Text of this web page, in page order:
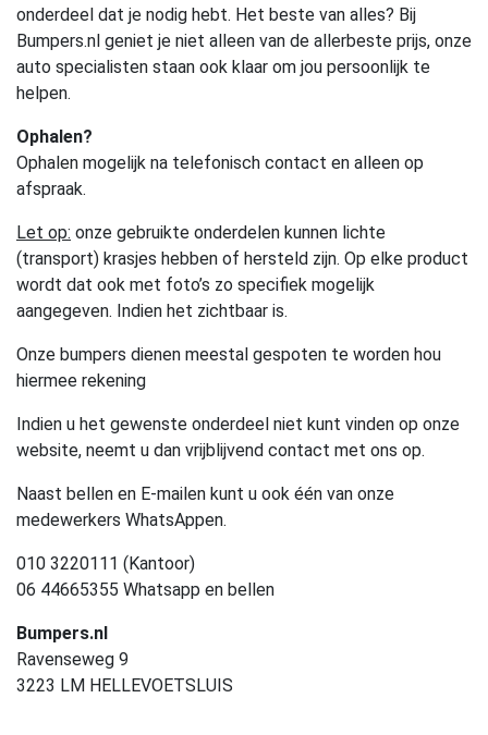
onderdeel dat je nodig hebt. Het beste van alles? Bij
Bumpers.nl geniet je niet alleen van de allerbeste prijs, onze
auto specialisten staan ook klaar om jou persoonlijk te
helpen.
Ophalen?
Ophalen mogelijk na telefonisch contact en alleen op
afspraak.
Let op: onze gebruikte onderdelen kunnen lichte
(transport) krasjes hebben of hersteld zijn. Op elke product
wordt dat ook met foto’s zo specifiek mogelijk
aangegeven. Indien het zichtbaar is.
Onze bumpers dienen meestal gespoten te worden hou
hiermee rekening
Indien u het gewenste onderdeel niet kunt vinden op onze
website, neemt u dan vrijblijvend contact met ons op.
Naast bellen en E-mailen kunt u ook één van onze
medewerkers WhatsAppen.
010 3220111 (Kantoor)
06 44665355 Whatsapp en bellen
Bumpers.nl
Ravenseweg 9
3223 LM HELLEVOETSLUIS